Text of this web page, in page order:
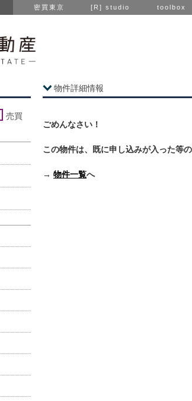
密買東京 [R] studio toolbox
物件詳細情報
ごめんなさい！
この物件は、既に申し込みが入った等
→ 物件一覧へ
売買